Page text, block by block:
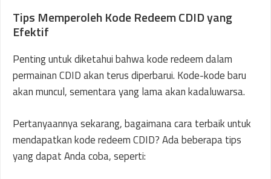
Tips Memperoleh Kode Redeem CDID yang
Efektif
Penting untuk diketahui bahwa kode redeem dalam
permainan CDID akan terus diperbarui. Kode-kode baru
akan muncul, sementara yang lama akan kadaluwarsa.
Pertanyaannya sekarang, bagaimana cara terbaik untuk
mendapatkan kode redeem CDID? Ada beberapa tips
yang dapat Anda coba, seperti: